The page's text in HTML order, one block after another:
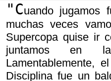
"Cuando jugamos
muchas veces
Supercopa quise ir
juntamos en
Lamentablemente,
Disciplina fue un